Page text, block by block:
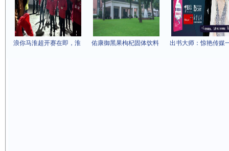
浪你马淮超开赛在即，淮 佑康御黑果枸杞固体饮料 出书大师：惊艳传媒